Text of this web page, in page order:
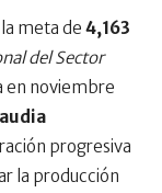
meta de 4,163
del Sector
en noviembre
progresiva
la producción